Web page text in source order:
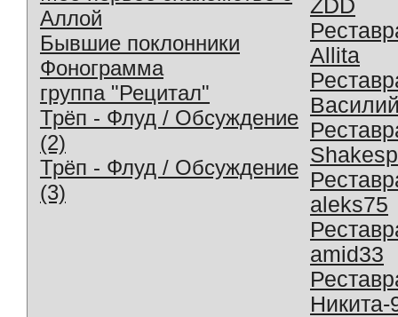
Аллой
Бывшие поклонники
Фонограмма
группа "Рецитал"
Трёп - Флуд / Обсуждение
(2)
Трёп - Флуд / Обсуждение
(3)
ZDD
Allita
aleks75
amid33
Никита-